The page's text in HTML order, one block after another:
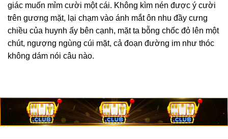
giác muốn mỉm cười một cái. Không kìm nén được ý cười
trên gương mặt, lại chạm vào ánh mắt ôn nhu đầy cưng
chiều của huynh ấy bên cạnh, mặt ta bỗng chốc đỏ lên một
chút, ngượng ngùng cúi mặt, cả đoạn đường im như thóc
không dám nói câu nào.